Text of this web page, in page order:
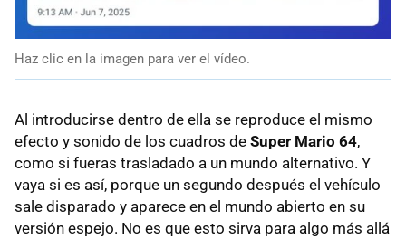
Haz clic en la imagen para ver el vídeo.
Al introducirse dentro de ella se reproduce el mismo
efecto y sonido de los cuadros de Super Mario 64,
como si fueras trasladado a un mundo alternativo. Y
vaya si es así, porque un segundo después el vehículo
sale disparado y aparece en el mundo abierto en su
versión espejo. No es que esto sirva para algo más allá